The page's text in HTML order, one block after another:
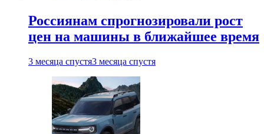
Россиянам спрогнозировали рост
цен на машины в ближайшее время
3 месяца спустя3 месяца спустя